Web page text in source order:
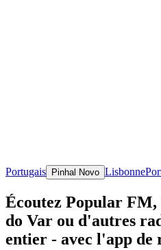
Portugais Pinhal Novo Lisbonne
Écoutez Popular FM,
do Var ou d'autres
entier - avec l'app de